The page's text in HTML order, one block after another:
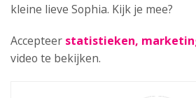
kleine lieve Sophia. Kijk je mee?
Accepteer statistieken,
video te bekijken.